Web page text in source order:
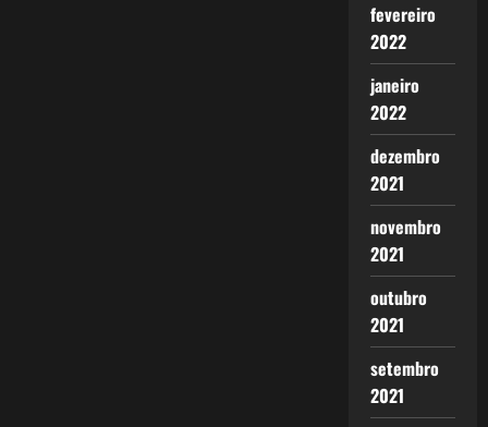
fevereiro
2022
janeiro
2022
dezembro
2021
novembro
2021
outubro
2021
setembro
2021